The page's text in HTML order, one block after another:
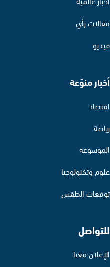
مقالات رأي
فيديو
أخبار منوّعة
اقتصاد
رياضة
الموسوعة
علوم وتكنولوجيا
توقعات الطقس
للتواصل
الإعلان معنا